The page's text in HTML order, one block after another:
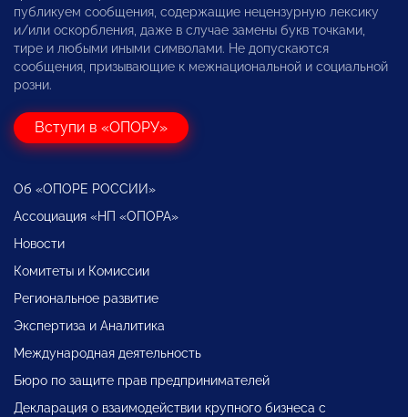
публикуем сообщения, содержащие нецензурную лексику
и/или оскорбления, даже в случае замены букв точками,
тире и любыми иными символами. Не допускаются
сообщения, призывающие к межнациональной и социальной
розни.
Вступи в «ОПОРУ»
Об «ОПОРЕ РОССИИ»
Ассоциация «НП «ОПОРА»
Новости
Комитеты и Комиссии
Региональное развитие
Экспертиза и Аналитика
Международная деятельность
Бюро по защите прав предпринимателей
Декларация о взаимодействии крупного бизнеса с